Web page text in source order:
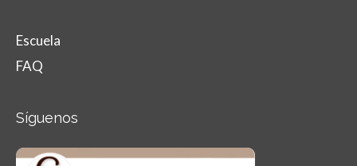
Escuela
FAQ
Síguenos